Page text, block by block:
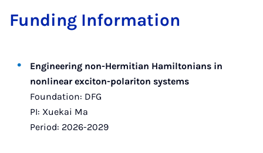
Fun­ding In­for­ma­ti­on
Engineering non-Hermitian Hamiltonians in
nonlinear exciton-polariton systems
Foundation: DFG
PI: Xuekai Ma
Period: 2026-2029